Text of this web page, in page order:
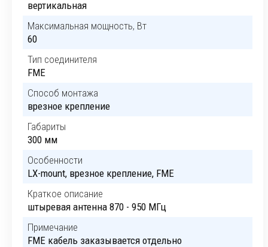
вертикальная
Максимальная мощность, Вт
60
Тип соединителя
FME
Способ монтажа
врезное крепление
Габариты
300 мм
Особенности
LX-mount, врезное крепление, FME
Краткое описание
штыревая антенна 870 - 950 МГц
Примечание
FME кабель заказывается отдельно